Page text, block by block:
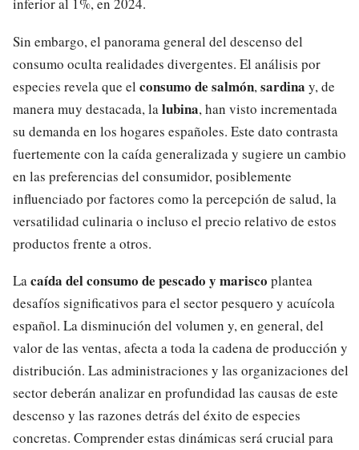
Sin embargo, el panorama general del descenso del
consumo oculta realidades divergentes. El análisis por
especies revela que el consumo de salmón,sardina y, de
manera muy destacada, lalubina, han visto incrementada
su demanda en los hogares españoles. Este dato contrasta
fuertemente con la caída generalizada y sugiere un cambio
en las preferencias del consumidor, posiblemente
influenciado por factores como la percepción de salud, la
versatilidad culinaria o incluso el precio relativo de estos
productos frente a otros.
Lacaída del consumo de pescado y marisco plantea
desafíos significativos para el sector pesquero y acuícola
español. La disminución del volumen y, en general, del
valor de las ventas, afecta a toda la cadena de producción y
distribución. Las administraciones y las organizaciones del
sector deberán analizar en profundidad las causas de este
descenso y las razones detrás del éxito de especies
concretas. Comprender estas dinámicas será crucial para